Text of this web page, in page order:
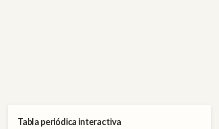
Tabla periódica interactiva